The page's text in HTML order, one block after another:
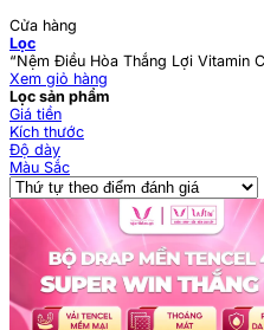
Cửa hàng
Lọc
“Nệm Điều Hòa Thắng Lợi Vitamin
Xem giỏ hàng
Lọc sản phẩm
Giá tiền
Kích thước
Độ dày
Màu Sắc